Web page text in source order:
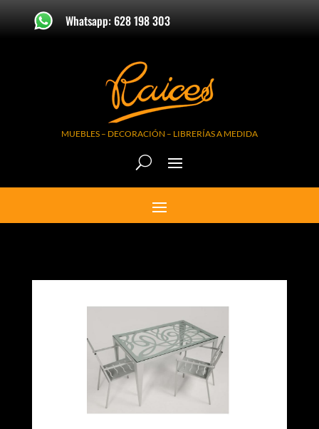
Whatsapp: 628 198 303
MUEBLES – DECORACIÓN – LIBRERÍAS A MEDIDA